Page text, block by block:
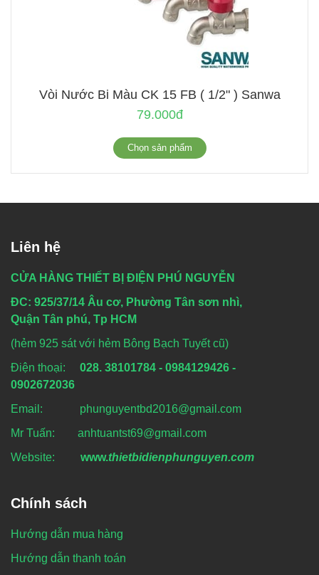
Vòi Nước Bi Màu CK 15 FB ( 1/2" ) Sanwa
79.000đ
Chọn sản phẩm
Liên hệ
CỬA HÀNG THIẾT BỊ ĐIỆN PHÚ NGUYỄN
ĐC: 925/37/14 Âu cơ, Phường Tân sơn nhì,
Quận Tân phú, Tp HCM
(hẻm 925 sát với hẻm Bông Bạch Tuyết cũ)
Điện thoại: 028. 38101784 - 0984129426 -
0902672036
Email: phunguyentbd2016@gmail.com
Mr Tuấn: anhtuantst69@gmail.com
Website:
www.thietbidienphunguyen.com
Chính sách
Hướng dẫn mua hàng
Hướng dẫn thanh toán